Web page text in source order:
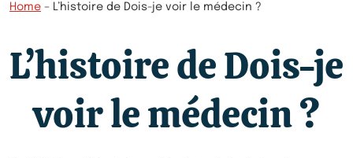
Home – L’histoire de Dois-je voir le médecin ?
L’histoire de Dois-je
voir le médecin ?